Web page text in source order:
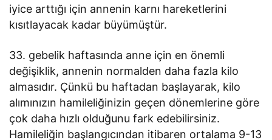
iyice arttığı için annenin karnı hareketlerini
kısıtlayacak kadar büyümüştür.
33. gebelik haftasında anne için en önemli
değişiklik, annenin normalden daha fazla kilo
almasıdır. Çünkü bu haftadan başlayarak, kilo
alımınızın hamileliğinizin geçen dönemlerine göre
çok daha hızlı olduğunu fark edebilirsiniz.
Hamileliğin başlangıcından itibaren ortalama 9-13